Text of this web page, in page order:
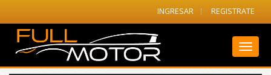
INGRESAR REGISTRATE